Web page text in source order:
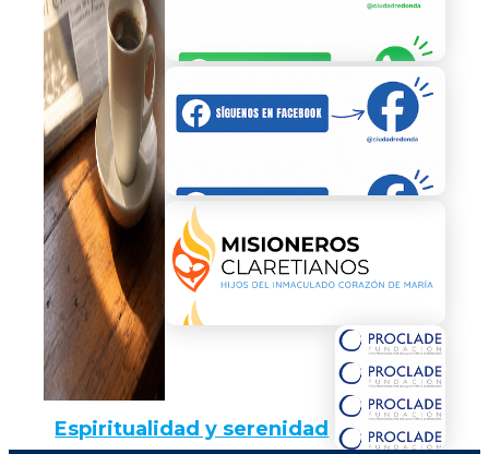
Espiritualidad y serenidad